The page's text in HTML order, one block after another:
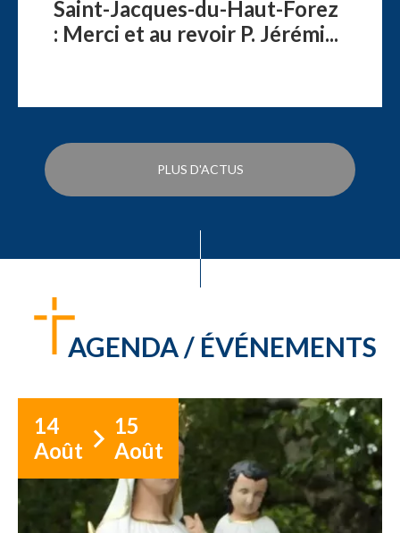
Saint-Jacques-du-Haut-Forez
: Merci et au revoir P. Jérémi...
PLUS D'ACTUS
AGENDA / ÉVÉNEMENTS
14
Août
15
Août